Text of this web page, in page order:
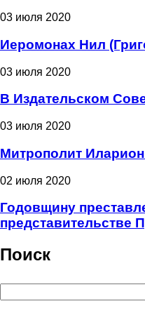
03 июля 2020
Иеромонах Нил
03 июля 2020
В Издательском
03 июля 2020
Митрополит
02 июля 2020
Годовщину
представительстве
Поиск